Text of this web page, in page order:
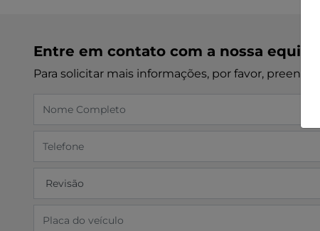
Entre em contato com a nossa equipe
Para solicitar mais informações, por favor,